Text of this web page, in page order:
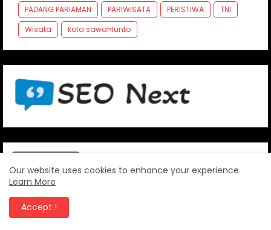
PADANG PARIAMAN
PARIWISATA PERISTIWA
TNI
Wisata
kota sawahlunto
Our website uses cookies to enhance your experience.
Learn More
Accept !